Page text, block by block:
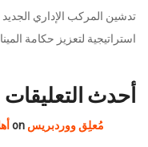
تدشين المركب الإداري
استراتيجية لتعزيز حكامة
أحدث التعليقات
مُعلِق ووردبريس